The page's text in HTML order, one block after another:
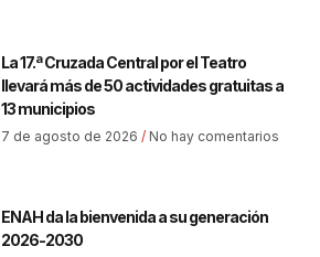
La 17.ª Cruzada Central por el Teatro
llevará más de 50 actividades gratuitas a
13 municipios
7 de agosto de 2026 No hay comentarios
ENAH da la bienvenida a su generación
2026-2030